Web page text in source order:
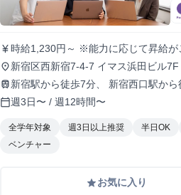
currency_yen時給1,230円～ ※能力に応じて昇給が
place 新宿区西新宿7-4-7 イマス浜田ビル7F
train 新宿駅から徒歩7分、 新宿西口駅か
calendar_today週3日〜 / 週12時間〜
全学年対象 週3日以上推奨 半日OK
ベンチャー
gradeお気に入り